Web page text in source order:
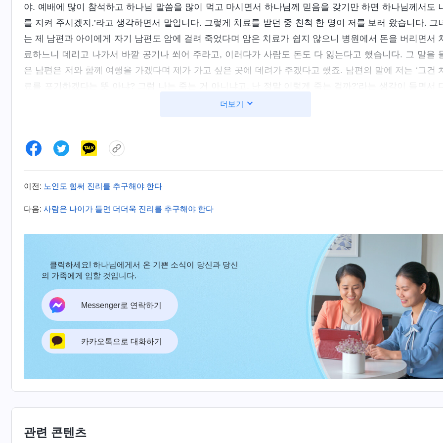
야. 예배에 많이 참석하고 하나님 말씀을 많이 먹고 마시면서 하나님께 믿음을 갖기만 하면 하나님께서도
를 지켜 주시겠지.’라고 생각하면서 말입니다. 그렇게 치료를 받던 중 친척 한 명이 저를 보러 왔습니다. 그
는 제 남편과 아이에게 자기 남편도 암에 걸려 죽었다며 암은 치료가 쉽지 않으니 병원에서 돈을 버리면서
료하느니 데리고 나가서 바깥 공기나 쐬어 주라고, 이러다가 사람도 돈도 다 잃는다고 했습니다. 그 말을
은 남편은 저와 함께 여행을 가겠다며 제가 가고 싶은 곳에 데려가 주겠다고 했죠. 남편의 말에 저는 ‘그건 치
료를 포기하겠다는 뜻 아냐? 그럼 나는 죽는 거 아니냐고. 난 정말 이렇게 죽는 걸까?’라는 생각이 들면서 다
시 한번 연단에 빠졌습니다. 그리고 며칠 뒤, 남편은 치료비를 끊었습니다. 언니는 “의사가 너한테 남은 시간
병상에 털썩 주저앉았습니다. 이게 현실이라는 것이 상상조차 되지 않았죠. ‘내가 앞으로 3개월밖에 못 산다
도 내 치료를 포기했어. 이제 남은 건 죽음을 기다리는 것뿐이잖아? 하나님을 이렇게 오래 믿고 이렇게 많은
는데, 이런 결말을 맞이할 줄이야.’ 저는 너무나 절망스러워 이제 끝이라는 생각을 했습니다. 그 후로는 기도
어느 날, 외출을 하고 돌아와 병실 문을 열었을 때, 암 환자 한 명이 병상에서 죽어 있는 모습을 보게 되었습
니다. 몸 위에 하얀 천이 덮여 있었죠. 저는 화들짝 놀라 다른 병실로 도망쳤습니다. 그 환자가 입원한 지 이틀
도 되지 않아 죽은 걸 생각하니 언제 제게도 죽음이 닥칠까 봐 두려웠죠. 저는 얼른 하나님께 기도했습니다.
‘하나님, 저는 너무 두렵고 소극적이고 연약해졌습니다. 이방인처럼 그렇게 죽고 싶지 않습니다. 부디 저
지켜 주시고 제게 믿음과 힘을 주십시오. 또 제가 당신의 뜻을 깨달을 수 있게 해 주세요.’ 기도를 마쳤을
시련의 고통은 하나님의 축복＞이란 하나님 말씀 찬양이 떠올랐습니다. 『낙심하지 말고 연약해지지 마
라. 내가 너에게 드러낼 것이다. 하나님나라로 가는 길은 그리 순탄하지 않다. 세상에 그렇게 쉬운 일이 어
있겠느냐! 손쉽게 복을 얻고 싶은 것이구나. 오늘날 모든 사람은 다 고통스러운 시련을 겪어야 한다. 그러
않으면 나에 대한 너희의 사랑이 강렬해지지 않을 것이며, 진정으로 나를 사랑할 수도 없을 것이다. 아주
은 상황이라도 모두가 통과해야 한다. 단지 정도만 다를 뿐이다. 시련은 곧 나의 축복이다. 자주 내 앞에서
릎 꿇고 축복을 간구하는 이가 얼마나 되겠느냐? 언제나 좋은 말만 축복이라고 생각하고 고난은 축복이라고
더보기
이전: 노인도 힘써 진리를 추구해야 한다
다음: 사람은 나이가 들면 더더욱 진리를 추구해야 한다
클릭하세요! 하나님에게서 온 기쁜 소식이 당신과 당신
의 가족에게 임할 것입니다.
Messenger로 연락하기
카카오톡으로 대화하기
관련 콘텐츠